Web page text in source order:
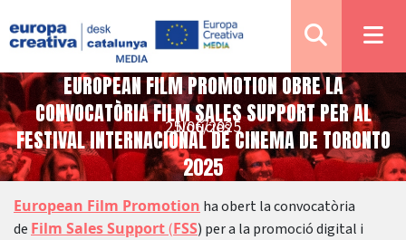
Notícies
EUROPEAN FILM PROMOTION OBRE LA
CONVOCATÒRIA FILM SALES SUPPORT PER AL
FESTIVAL INTERNACIONAL DE CINEMA DE TORONTO
2025
25/06/2025
European Film Promotion ha obert la convocatòria
de Film Sales Support(FSS) per a la promoció digital i